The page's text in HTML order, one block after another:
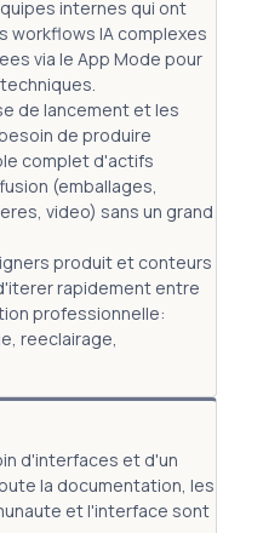
internes qui ont
workflows IA complexes
via le App Mode pour
de lancement et les
de produire
complet d'actifs
(emballages,
video) sans un grand
produit et conteurs
rapidement entre
professionnelle:
reeclairage,
d'interfaces et d'un
la documentation, les
et l'interface sont